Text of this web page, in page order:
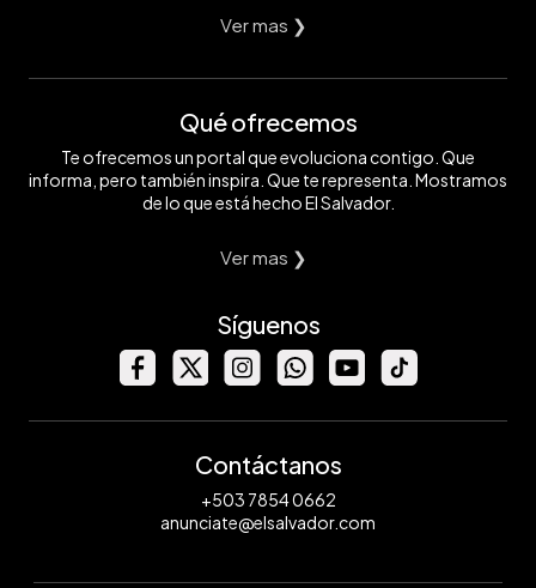
Ver mas ❯
Qué ofrecemos
Te ofrecemos un portal que evoluciona contigo. Que
informa, pero también inspira. Que te representa. Mostramos
de lo que está hecho El Salvador.
Ver mas ❯
Síguenos
Contáctanos
+503 7854 0662
anunciate@elsalvador.com